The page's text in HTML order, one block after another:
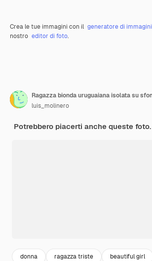
Crea le tue immagini con il generatore di immagini
nostro editor di foto.
luis_molinero
Potrebbero piacerti anche queste foto.
donna ragazza triste beautiful girl